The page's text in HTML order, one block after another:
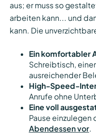
aus; er muss so
arbeiten kann... und
kann. Die
Ein komfortabler
Schreibtisch,
ausreichender
High-Speed-
Anrufe ohne
Eine voll
Pause einzulegen
Abendessen vor.